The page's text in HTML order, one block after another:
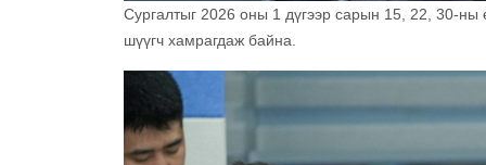
Сургалтыг 2026 оны 1 дүгээр сарын 15, 22, 30-ны
шүүгч хамрагдаж байна.